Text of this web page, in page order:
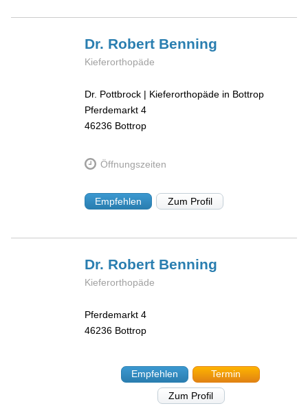
Dr. Robert Benning
Kieferorthopäde
Dr. Pottbrock | Kieferorthopäde in Bottrop
Pferdemarkt 4
46236 Bottrop
Öffnungszeiten
Empfehlen Zum Profil
Dr. Robert Benning
Kieferorthopäde
Pferdemarkt 4
46236 Bottrop
Empfehlen
Termin
Zum Profil